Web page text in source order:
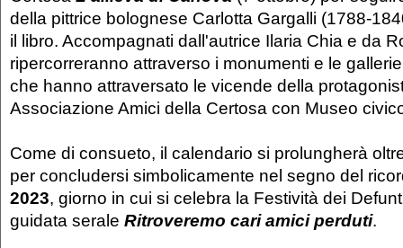
della pittrice bolognese Carlotta Gargalli (1788-
il libro. Accompagnati dall'autrice Ilaria Chia e da
ripercorreranno attraverso i monumenti e le
che hanno attraversato le vicende della
Associazione Amici della Certosa con Museo
Come di consueto, il calendario si prolungherà
per concludersi simbolicamente nel segno del
2023, giorno in cui si celebra la Festività dei
guidata serale Ritroveremo cari amici perduti.